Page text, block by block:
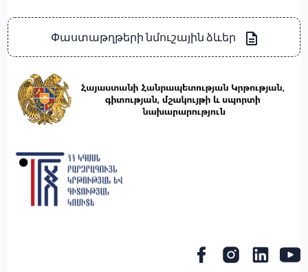
Փաստաթղթերի նմուշային ձևեր